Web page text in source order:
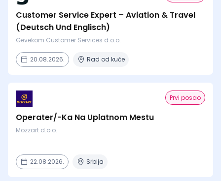
Customer Service Expert – Aviation & Travel
(Deutsch Und Englisch)
Gevekom Customer Services d.o.o.
20.08.2026. Rad od kuće
Prvi posao
Operater/-Ka Na Uplatnom Mestu
Mozzart d.o.o.
22.08.2026. Srbija